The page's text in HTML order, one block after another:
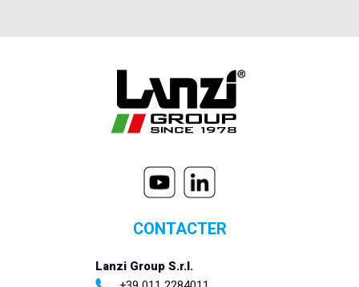
CONTACTER
Lanzi Group S.r.l.